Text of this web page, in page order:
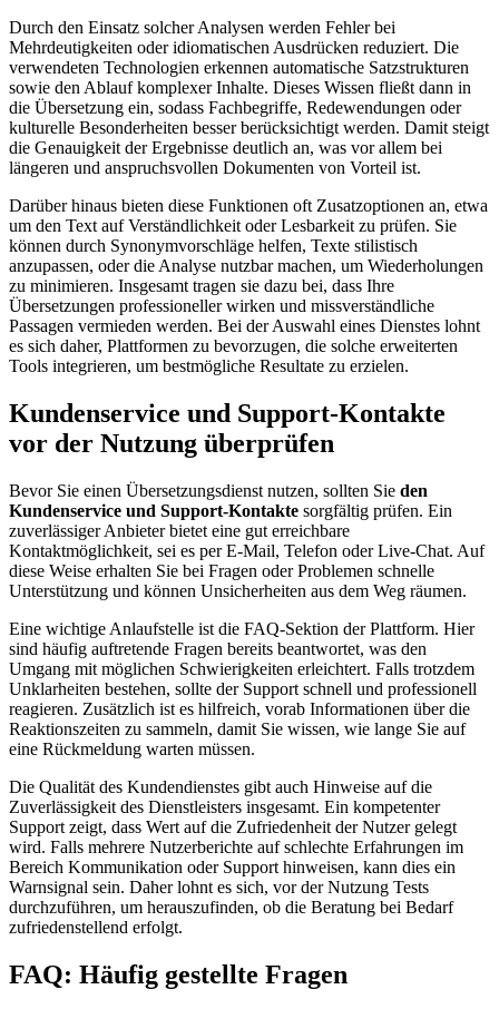
Durch den Einsatz solcher Analysen werden Fehler bei
Mehrdeutigkeiten oder idiomatischen Ausdrücken reduziert. Die
verwendeten Technologien erkennen automatische Satzstrukturen
sowie den Ablauf komplexer Inhalte. Dieses Wissen fließt dann in
die Übersetzung ein, sodass Fachbegriffe, Redewendungen oder
kulturelle Besonderheiten besser berücksichtigt werden. Damit steigt
die Genauigkeit der Ergebnisse deutlich an, was vor allem bei
längeren und anspruchsvollen Dokumenten von Vorteil ist.
Darüber hinaus bieten diese Funktionen oft Zusatzoptionen an, etwa
um den Text auf Verständlichkeit oder Lesbarkeit zu prüfen. Sie
können durch Synonymvorschläge helfen, Texte stilistisch
anzupassen, oder die Analyse nutzbar machen, um Wiederholungen
zu minimieren. Insgesamt tragen sie dazu bei, dass Ihre
Übersetzungen professioneller wirken und missverständliche
Passagen vermieden werden. Bei der Auswahl eines Dienstes lohnt
es sich daher, Plattformen zu bevorzugen, die solche erweiterten
Tools integrieren, um bestmögliche Resultate zu erzielen.
Kundenservice und Support-Kontakte
vor der Nutzung überprüfen
Bevor Sie einen Übersetzungsdienst nutzen, sollten Sie den
Kundenservice und Support-Kontakte sorgfältig prüfen. Ein
zuverlässiger Anbieter bietet eine gut erreichbare
Kontaktmöglichkeit, sei es per E-Mail, Telefon oder Live-Chat. Auf
diese Weise erhalten Sie bei Fragen oder Problemen schnelle
Unterstützung und können Unsicherheiten aus dem Weg räumen.
Eine wichtige Anlaufstelle ist die FAQ-Sektion der Plattform. Hier
sind häufig auftretende Fragen bereits beantwortet, was den
Umgang mit möglichen Schwierigkeiten erleichtert. Falls trotzdem
Unklarheiten bestehen, sollte der Support schnell und professionell
reagieren. Zusätzlich ist es hilfreich, vorab Informationen über die
Reaktionszeiten zu sammeln, damit Sie wissen, wie lange Sie auf
eine Rückmeldung warten müssen.
Die Qualität des Kundendienstes gibt auch Hinweise auf die
Zuverlässigkeit des Dienstleisters insgesamt. Ein kompetenter
Support zeigt, dass Wert auf die Zufriedenheit der Nutzer gelegt
wird. Falls mehrere Nutzerberichte auf schlechte Erfahrungen im
Bereich Kommunikation oder Support hinweisen, kann dies ein
Warnsignal sein. Daher lohnt es sich, vor der Nutzung Tests
durchzuführen, um herauszufinden, ob die Beratung bei Bedarf
zufriedenstellend erfolgt.
FAQ: Häufig gestellte Fragen